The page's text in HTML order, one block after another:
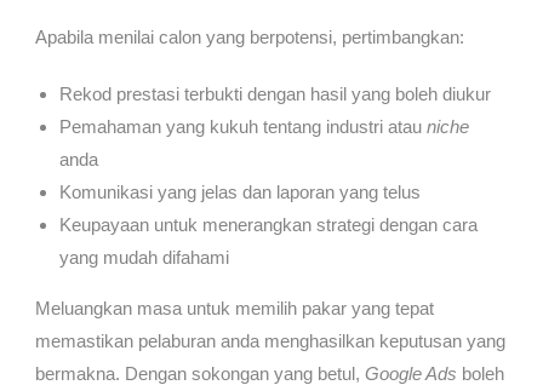
Apabila menilai calon yang berpotensi, pertimbangkan:
Rekod prestasi terbukti dengan hasil yang boleh diukur
Pemahaman yang kukuh tentang industri atau niche
anda
Komunikasi yang jelas dan laporan yang telus
Keupayaan untuk menerangkan strategi dengan cara
yang mudah difahami
Meluangkan masa untuk memilih pakar yang tepat
memastikan pelaburan anda menghasilkan keputusan yang
bermakna. Dengan sokongan yang betul, Google Ads boleh